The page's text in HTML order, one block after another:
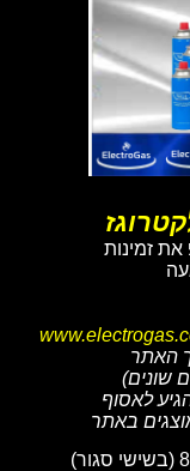
זמינות
האתר
שונים)
לאסוף
באתר